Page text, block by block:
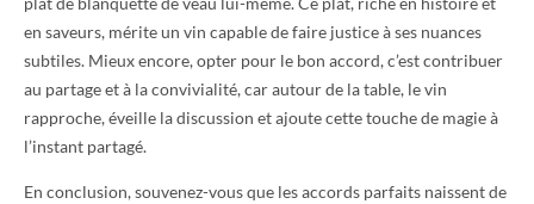
en saveurs, mérite un vin capable de faire justice à ses nuances
subtiles. Mieux encore, opter pour le bon accord, c’est contribuer
au partage et à la convivialité, car autour de la table, le vin
rapproche, éveille la discussion et ajoute cette touche de magie à
l’instant partagé.
En conclusion, souvenez-vous que les accords parfaits naissent de